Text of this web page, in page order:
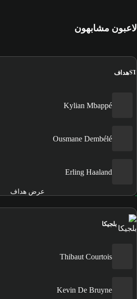
لاعبون مشابهون
STهداف
Kylian Mbappé
Ousmane Dembélé
Erling Haaland
عرض هداف
بلجيكا
Thibaut Courtois
Kevin De Bruyne